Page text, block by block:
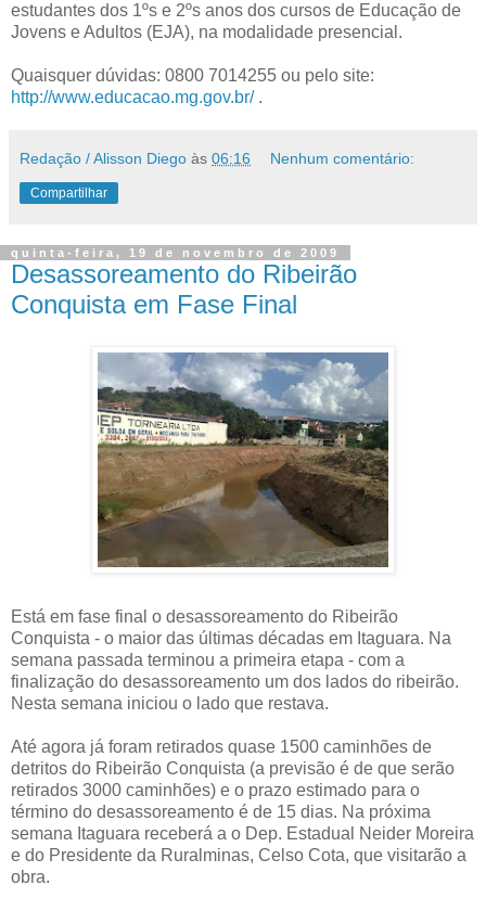
estudantes dos 1ºs e 2ºs anos dos cursos de Educação de
Jovens e Adultos (EJA), na modalidade presencial.
Quaisquer dúvidas: 0800 7014255 ou pelo site:
http://www.educacao.mg.gov.br/.
Redação / Alisson Diego às 06:16 Nenhum comentário:
Compartilhar
quinta-feira, 19 de novembro de 2009
Desassoreamento do Ribeirão
Conquista em Fase Final
Está em fase final o desassoreamento do Ribeirão
Conquista - o maior das últimas décadas em Itaguara. Na
semana passada terminou a primeira etapa - com a
finalização do desassoreamento um dos lados do ribeirão.
Nesta semana iniciou o lado que restava.
Até agora já foram retirados quase 1500 caminhões de
detritos do Ribeirão Conquista (a previsão é de que serão
retirados 3000 caminhões) e o prazo estimado para o
término do desassoreamento é de 15 dias. Na próxima
semana Itaguara receberá a o Dep. Estadual Neider Moreira
e do Presidente da Ruralminas, Celso Cota, que visitarão a
obra.